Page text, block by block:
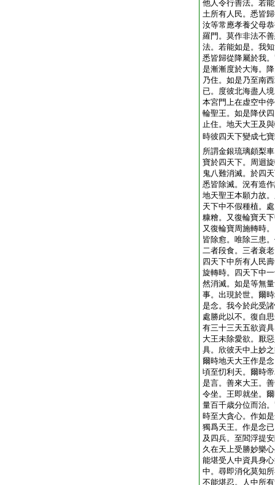
他人令行善法。若
土所有人民。悉皆
汝等常應孝養父母
羅門。莫作非法不
法。若能如是。我
悉皆歸從降屬於我
是漸漸度於大海。
乃住。如是乃至南
已。度彼北海盡人
本宮門上在虚空中
輪聖王。如是降伏
止住。地天大王及
時彼四天下變成七
所謂金銀琉璃頗梨車
寶於四天下。周迴
鬼八難消滅。於四
悉皆除滅。況有造
地天聖王本願力故
天下中不假種植。
糠糩。又復輪寶天
又復輪寶周施轉時
皆除愈。唯除三患
二者段食。三者衰
四天下中所有人民
旋轉時。四天下中
然消滅。如是等無
事。出現於世。爾
是念。我今於此受
處勝此以不。復自
有三十三天五欲資
大王未除愛欲。厭
具。欣彼天中上妙
爾時地天大王作是
頃至忉利天。爾時
是言。善來大王。
令坐。王即就坐。
量百千歳分位而治
時至大貪心。作如
獨爲天王。作是念
及四兵。至閻浮提
久在天上受勝妙樂
能堪受人中資具身
中。尋即消化莫知
不能堪忍。人中所